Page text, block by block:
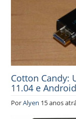
Cotton Candy:
11.04 e
PorAlyen 15 anos